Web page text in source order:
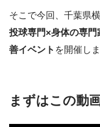
そこで今回、千葉県
投球専門×身体の専
善イベント を開催しま
まずはこの動